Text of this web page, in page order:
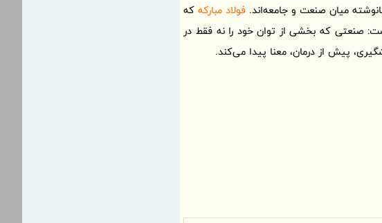
میان صنعت و جامعه‌اند. فولاد مبارکهکه
صنعتی که بخشی از توان خود را نه فقط در
پیش از درمان، معنا پیدا می‌کند.